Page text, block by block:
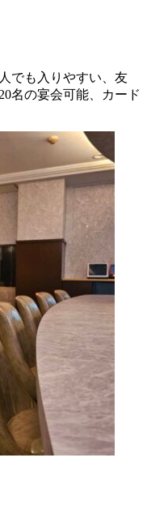
でも入りやすい、友
名の宴会可能、カード